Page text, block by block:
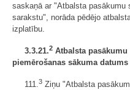
saskaņā ar "Atbalsta pasākumu
sarakstu", norāda pēdējo
izplatību.
3.3.21.2 Atbalsta
piemērošanas sākuma datums
111.3 Ziņu "Atbalsta